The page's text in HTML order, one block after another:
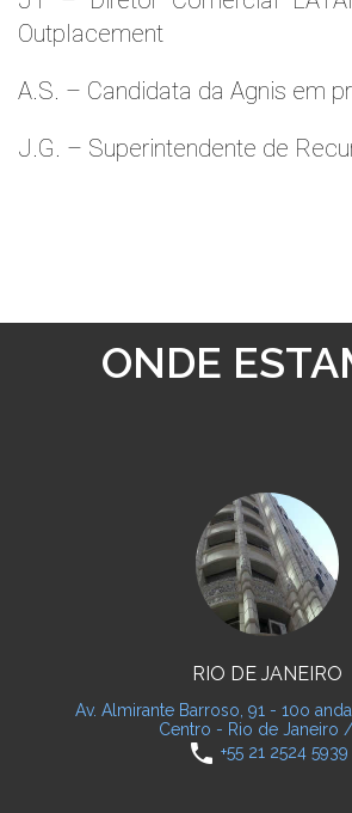
Outplacement
A.S. – Candidata da Agnis em
J.G. – Superintendente de
ONDE
RIO DE JANEIRO
Av. Almirante Barroso, 91 - 10o
Centro - Rio de Janeiro
phone +55 21 2524 5939